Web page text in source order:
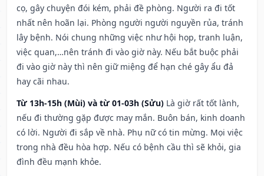
cọ, gây chuyện đói kém, phải đề phòng. Người ra đi tốt
nhất nên hoãn lại. Phòng người người nguyền rủa, tránh
lây bệnh. Nói chung những việc như hội họp, tranh luận,
việc quan,…nên tránh đi vào giờ này. Nếu bắt buộc phải
đi vào giờ này thì nên giữ miệng để hạn ché gây ẩu đả
hay cãi nhau.
Từ 13h-15h (Mùi) và từ 01-03h (Sửu) Là giờ rất tốt lành,
nếu đi thường gặp được may mắn. Buôn bán, kinh doanh
có lời. Người đi sắp về nhà. Phụ nữ có tin mừng. Mọi việc
trong nhà đều hòa hợp. Nếu có bệnh cầu thì sẽ khỏi, gia
đình đều mạnh khỏe.